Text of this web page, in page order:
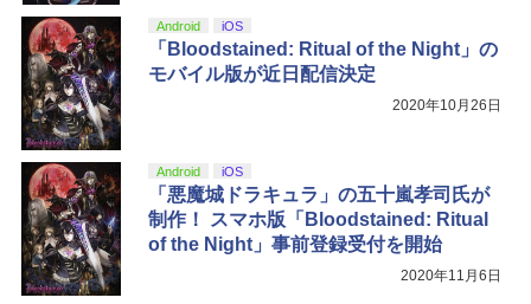
Android iOS
「Bloodstained: Ritual of the Night」の
モバイル版が近日配信決定
2020年10月26日
Android iOS
「悪魔城ドラキュラ」の五十嵐孝司氏が
制作！ スマホ版「Bloodstained: Ritual
of the Night」事前登録受付を開始
2020年11月6日